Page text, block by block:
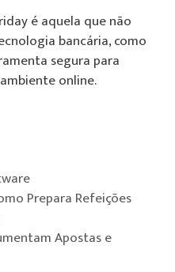
é aquela que não
bancária, como
segura para
online.
Prepara Refeições
Apostas e